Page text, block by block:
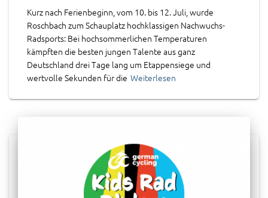
Kurz nach Ferienbeginn, vom 10. bis 12. Juli, wurde
Roschbach zum Schauplatz hochklassigen Nachwuchs-
Radsports: Bei hochsommerlichen Temperaturen
kämpften die besten jungen Talente aus ganz
Deutschland drei Tage lang um Etappensiege und
wertvolle Sekunden für die Weiterlesen